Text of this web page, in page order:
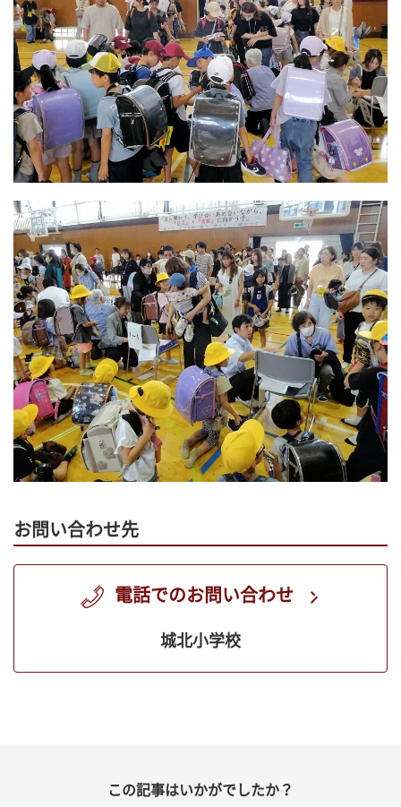
お問い合わせ先
電話でのお問い合わせ
城北小学校
この記事はいかがでしたか？